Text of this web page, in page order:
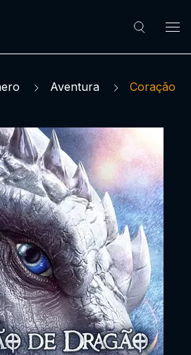
Aventura
Coração